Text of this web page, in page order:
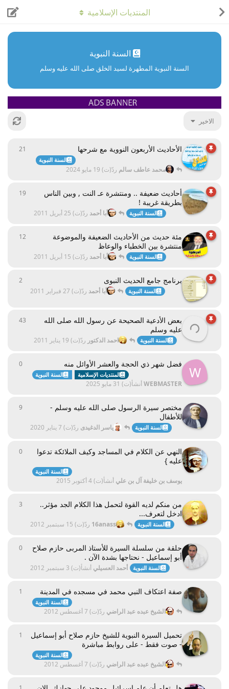
السنة النبوية
السنة النبوية المطهرة لسيد الخلق صلى الله عليه وسلم
المنتديات الإسلامية
الاخير
الأحاديث الأربعون النووية مع شرحها
السنة النبوية
محمد عاطف سالم ردّ(ت) 19 مايو 2024
21
أحاديث ضعيفة .. ومنتشرة عـ النت , وبين الناس
بطريقة غريبة !
السنة النبوية أبا أحمد ردّ(ت) 25 أبريل 2011
19
مئة حديث من الأحاديث الضعيفة والموضوعة
منتشرة بين الخطباء والوعاظ
السنة النبوية أبا أحمد ردّ(ت) 15 أبريل 2011
12
برنامج جامع الحديث النبوى
السنة النبوية أبا أحمد ردّ(ت) 27 فبراير 2011
2
بعض الأدعية الصحيحة عن رسول الله صلى الله
عليه وسلم
السنة النبوية احمد الدكتور ردّ(ت) 19 يناير 2011
43
W فضل شهر ذي الحجة والعشر الأوائل منه
المنتديات الإسلامية السنة النبوية
WEBMASTER أنشأ(ت) 31 مايو 2025
0
مختصر سيرة الرسول صلى الله عليه وسلم -
للأطفال
السنة النبوية ياسر الدغيدى ردّ(ت) 7 يناير 2020
9
النهي عن الكلام في المساجد وكيف الملائكة تدعوا
عليه }
السنة النبوية
يوسف بن خليفة آل بن علي أنشأ(ت)4 أكتوبر 2015
0
من منكم لديه القوة لتحمل هذا الكلام الجد مؤثر..
ادخل لتعرف...
السنة النبوية 16anass ردّ(ت) 15 سبتمبر 2012
3
حلقة من سلسلة السيرة للأستاذ المربى حازم صلاح
أبو إسماعيل - نحتاجها بشدة الآن .
السنة النبوية أحمد العسيلي أنشأ(ت) 3 سبتمبر 2012
0
صفة اعتكاف النبي محمد في مسجده في المدينة
السنة النبوية
الشيخ عبده عبد الراضي ردّ(ت) 7 أغسطس 2012
1
تحميل السيرة النبوية للشيخ حازم صلاح أبو إسماعيل
- صوت فقط - على روابط مباشرة
السنة النبوية
الشيخ عبده عبد الراضي ردّ(ت) 7 أغسطس 2012
1